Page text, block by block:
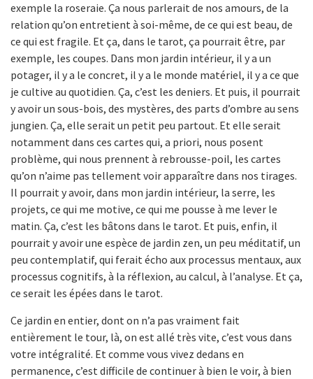
exemple la roseraie. Ça nous parlerait de nos amours, de la
relation qu’on entretient à soi-même, de ce qui est beau, de
ce qui est fragile. Et ça, dans le tarot, ça pourrait être, par
exemple, les coupes. Dans mon jardin intérieur, il y a un
potager, il y a le concret, il y a le monde matériel, il y a ce que
je cultive au quotidien. Ça, c’est les deniers. Et puis, il pourrait
y avoir un sous-bois, des mystères, des parts d’ombre au sens
jungien. Ça, elle serait un petit peu partout. Et elle serait
notamment dans ces cartes qui, a priori, nous posent
problème, qui nous prennent à rebrousse-poil, les cartes
qu’on n’aime pas tellement voir apparaître dans nos tirages.
Il pourrait y avoir, dans mon jardin intérieur, la serre, les
projets, ce qui me motive, ce qui me pousse à me lever le
matin. Ça, c’est les bâtons dans le tarot. Et puis, enfin, il
pourrait y avoir une espèce de jardin zen, un peu méditatif, un
peu contemplatif, qui ferait écho aux processus mentaux, aux
processus cognitifs, à la réflexion, au calcul, à l’analyse. Et ça,
ce serait les épées dans le tarot.
Ce jardin en entier, dont on n’a pas vraiment fait
entièrement le tour, là, on est allé très vite, c’est vous dans
votre intégralité. Et comme vous vivez dedans en
permanence, c’est difficile de continuer à bien le voir, à bien